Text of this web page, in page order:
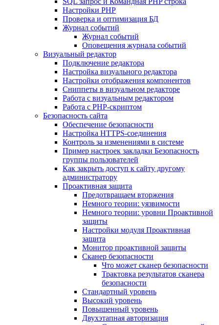
Настройки PHP
Проверка и оптимизация БД
Журнал событий
Журнал событий
Оповещения журнала событий
Визуальный редактор
Подключение редактора
Настройка визуального редактора
Настройки отображения компонентов
Сниппеты в визуальном редакторе
Работа с визуальным редактором
Работа с PHP-скриптом
Безопасность сайта
Обеспечение безопасности
Настройка HTTPS-соединения
Контроль за изменениями в системе
Пример настроек закладки Безопасность
группы пользователей
Как закрыть доступ к сайту другому
администратору
Проактивная защита
Предотвращаем вторжения
Немного теории: уязвимости
Немного теории: уровни Проактивной
защиты
Настройки модуля Проактивная
защита
Монитор проактивной защиты
Сканер безопасности
Что может сканер безопасности
Трактовка результатов сканера
безопасности
Стандартный уровень
Высокий уровень
Повышенный уровень
Двухэтапная авторизация